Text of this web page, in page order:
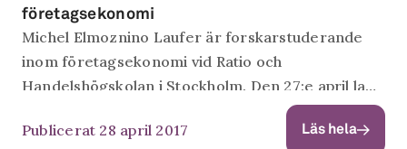
företagsekonomi
Michel Elmoznino Laufer är forskarstuderande
inom företagsekonomi vid Ratio och
Handelshögskolan i Stockholm. Den 27:e april lade
tillitsbyggande inom crowd-funding. Opponerade
Publicerat 28 april 2017 Läs hela